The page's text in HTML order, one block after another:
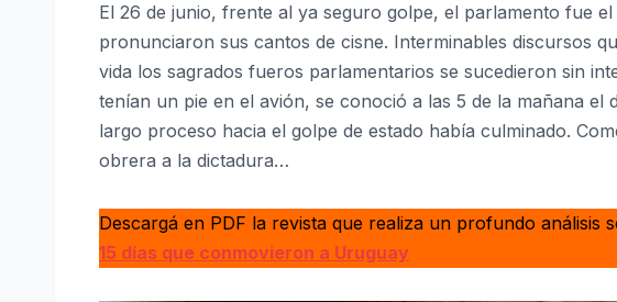
El 26 de junio, frente al ya seguro golpe, el parlamento fue
pronunciaron sus cantos de cisne. Interminables discursos
vida los sagrados fueros parlamentarios se sucedieron sin
tenían un pie en el avión, se conoció a las 5 de la mañana
largo proceso hacia el golpe de estado había culminado.
obrera a la dictadura…
Descargá en PDF la revista que realiza un profundo análisis
15 días que conmovieron a Uruguay